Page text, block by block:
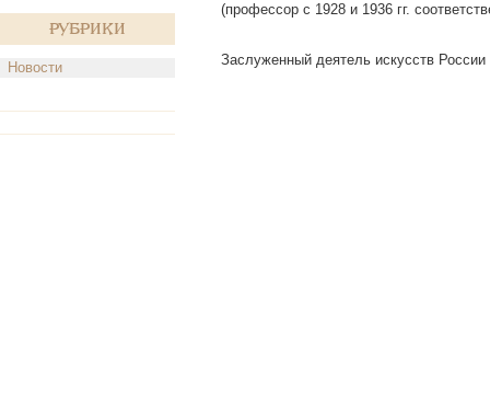
Рубрики
Новости
(профессор с 1928 и 1936 гг.
Заслуженный деятель искусств России